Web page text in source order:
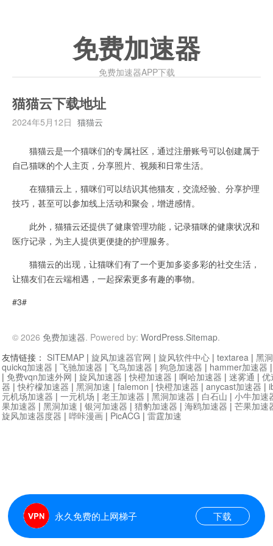
免费加速器
免费加速器APP下载
猫猫云下载地址
2024年5月12日 猫猫云
猫猫云是一个猫咪们的专属社区，通过注册账号可以创建属于
自己猫咪的个人主页，分享照片、视频和日常生活。
在猫猫云上，猫咪们可以结识其他猫友，交流经验、分享护理
技巧，甚至可以参加线上活动和聚会，增进感情。
此外，猫猫云还提供了健康管理功能，记录猫咪的健康状况和
医疗记录，为主人提供更便捷的护理服务。
猫猫云的出现，让猫咪们有了一个更加多姿多彩的社交生活，
让猫友们在云端相遇，一起探索更多有趣的事物。
#3#
© 2026 免费加速器. Powered by: WordPress.Sitemap.
永久免费的上网梯子 下载
友情链接： SITEMAP | 旋风加速器官网 | 旋风软件中心 | textarea | 黑
quickq加速器 | 飞驰加速器 | 飞鸟加速器 | 狗急加速器 | hammer加速器
| 免费vqn加速外网 | 旋风加速器 |快橙加速器 | 啊哈加速器 | 迷雾通 | 优
器 |快柠檬加速器 | 黑洞加速 | falemon |快橙加速器 | anycast加速器 |
元机场加速器 | 一元机场 | 老王加速器 | 黑洞加速器 | 白石山 | 小牛加速
果加速器 | 黑洞加速 | 银河加速器 | 猎豹加速器 | 海鸥加速器 | 芒果加速
旋风加速器度器 | 哔咔漫画 | PicACG | 雷霆加速